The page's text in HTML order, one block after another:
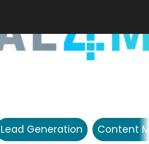
Lead Generation Content